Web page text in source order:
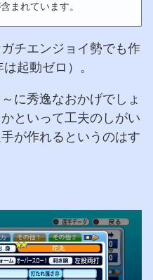
まれています。
チエンジョイ勢でも作
起動ゼロ）。
に秀逸なおかげでしょ
といって工夫のしがい
が作れるというのはす